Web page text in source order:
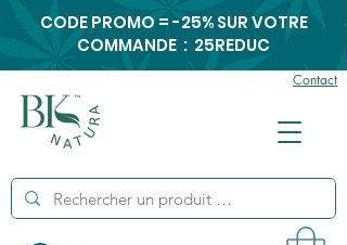
Contact
CODE PROMO = -25% SUR VOTRE
COMMANDE : 25REDUC